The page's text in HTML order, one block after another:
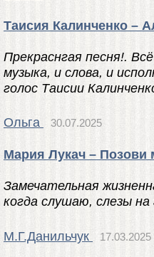
Таисия Калинченко –
Прекраснгая песня!.
музыка, и слова, и
голос Таисии
Ольга 30.07.2025
Мария Лукач – Позови
Замечательная
когда слушаю, слезы
М.Г.Данильчук 17.03.2025